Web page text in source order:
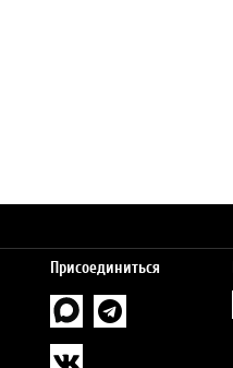
Присоединиться